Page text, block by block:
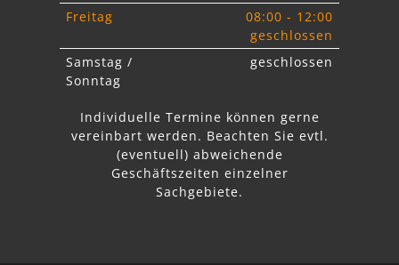
Freitag
08:00 - 12:00
geschlossen
Samstag /
Sonntag
geschlossen
Individuelle Termine können gerne
vereinbart werden. Beachten Sie evtl.
abweichende
Geschäftszeiten einzelner
Sachgebiete.